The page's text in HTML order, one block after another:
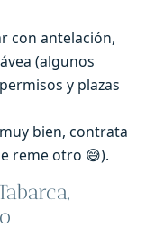
con antelación,
(algunos
y plazas
bien, contrata
reme otro 😅).